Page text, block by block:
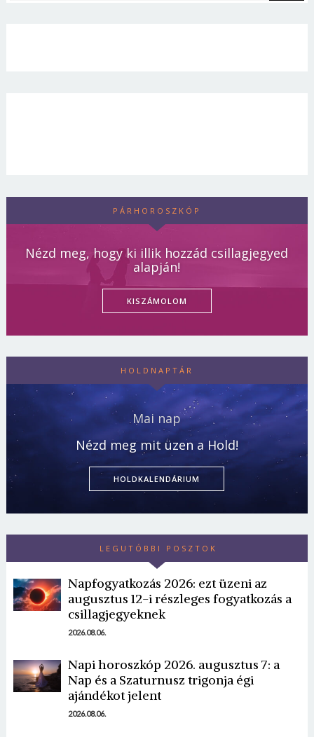
PÁRHOROSZKÓP
Nézd meg, hogy ki illik hozzád csillagjegyed
alapján!
KISZÁMOLOM
HOLDNAPTÁR
Mai nap
Nézd meg mit üzen a Hold!
HOLDKALENDÁRIUM
LEGUTÓBBI POSZTOK
Napfogyatkozás 2026: ezt üzeni az
augusztus 12-i részleges fogyatkozás a
csillagjegyeknek
2026.08.06.
Napi horoszkóp 2026. augusztus 7: a
Nap és a Szaturnusz trigonja égi
ajándékot jelent
2026.08.06.
Borsonline bejelentkezés